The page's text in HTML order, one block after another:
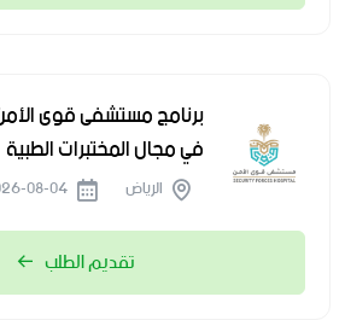
برنامج مستشفى قوى
في مجال المختبرات الطبية
الرياض
تقديم الطلب